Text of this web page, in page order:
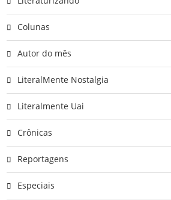
Colunas
Autor do mês
LiteralMente Nostalgia
Literalmente Uai
Crônicas
Reportagens
Especiais